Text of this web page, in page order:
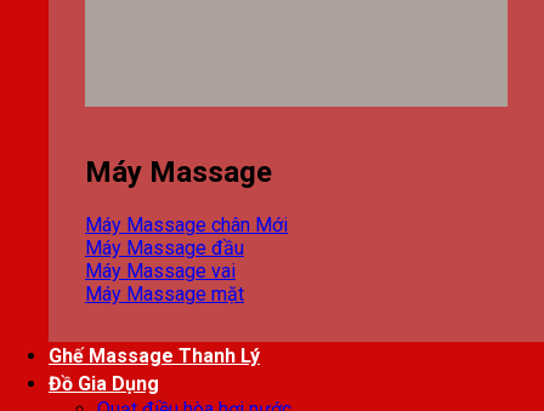
Máy Massage
Máy Massage chân
Máy Massage đầu
Máy Massage vai
Máy Massage mặt
Ghế Massage Thanh Lý
Đồ Gia Dụng